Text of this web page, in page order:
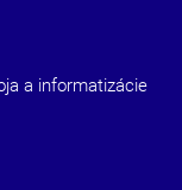
a informatizácie